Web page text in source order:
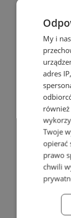
My i
adres
Twoje
opierać
prawo
chwili